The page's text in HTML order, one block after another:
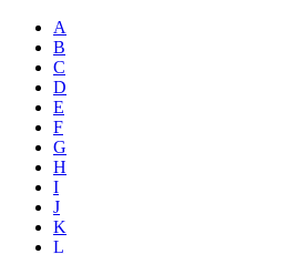
A
B
C
D
E
F
G
H
I
J
K
L